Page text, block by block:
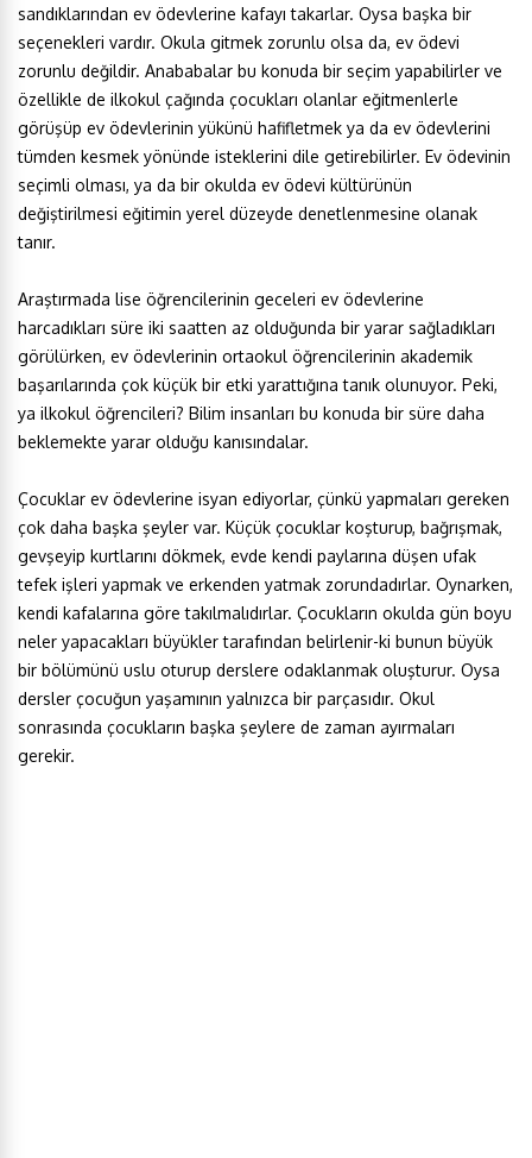
sandıklarından ev ödevlerine kafayı takarlar. Oysa başka bir
seçenekleri vardır. Okula gitmek zorunlu olsa da, ev ödevi
zorunlu değildir. Anababalar bu konuda bir seçim yapabilirler ve
özellikle de ilkokul çağında çocukları olanlar eğitmenlerle
görüşüp ev ödevlerinin yükünü hafifletmek ya da ev ödevlerini
tümden kesmek yönünde isteklerini dile getirebilirler. Ev ödevinin
seçimli olması, ya da bir okulda ev ödevi kültürünün
değiştirilmesi eğitimin yerel düzeyde denetlenmesine olanak
tanır.
Araştırmada lise öğrencilerinin geceleri ev ödevlerine
harcadıkları süre iki saatten az olduğunda bir yarar sağladıkları
görülürken, ev ödevlerinin ortaokul öğrencilerinin akademik
başarılarında çok küçük bir etki yarattığına tanık olunuyor. Peki,
ya ilkokul öğrencileri? Bilim insanları bu konuda bir süre daha
beklemekte yarar olduğu kanısındalar.
Çocuklar ev ödevlerine isyan ediyorlar, çünkü yapmaları gereken
çok daha başka şeyler var. Küçük çocuklar koşturup, bağrışmak,
gevşeyip kurtlarını dökmek, evde kendi paylarına düşen ufak
tefek işleri yapmak ve erkenden yatmak zorundadırlar. Oynarken,
kendi kafalarına göre takılmalıdırlar. Çocukların okulda gün boyu
neler yapacakları büyükler tarafından belirlenir-ki bunun büyük
bir bölümünü uslu oturup derslere odaklanmak oluşturur. Oysa
dersler çocuğun yaşamının yalnızca bir parçasıdır. Okul
sonrasında çocukların başka şeylere de zaman ayırmaları
gerekir.